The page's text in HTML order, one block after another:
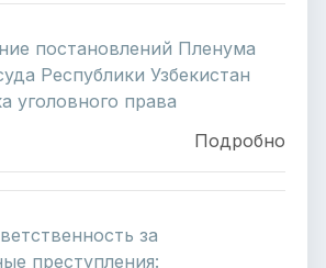
постановлений Пленума
Республики Узбекистан
уголовного права
Подробно
за
преступления: